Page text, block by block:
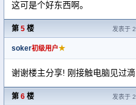
这可是个好东西啊。
第 5 楼 发表于
soker初级用户★
谢谢楼主分享! 刚接触电脑见过滴
第 6 楼 发表于